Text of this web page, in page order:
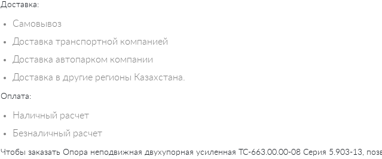
Доставка:
Самовывоз
Доставка транспортной компанией
Доставка автопарком компании
Доставка в другие регионы Казахстана.
Оплата:
Наличный расчет
Безналичный расчет
Чтобы заказать Опора неподвижная двухупорная усиленная ТС-663.00.00-08 Серия 5.903-13,